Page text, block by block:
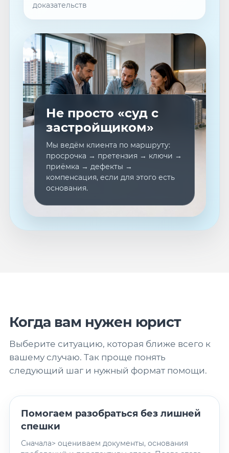
доказательств
Не просто «суд с
застройщиком»
Мы ведём клиента по маршруту:
просрочка → претензия → ключи →
приёмка → дефекты →
компенсация, если для этого есть
основания.
Когда вам нужен юрист
Выберите ситуацию, которая ближе всего к
вашему случаю. Так проще понять
следующий шаг и нужный формат помощи.
Помогаем разобраться без лишней
спешки
Сначала> оцениваем документы, основания